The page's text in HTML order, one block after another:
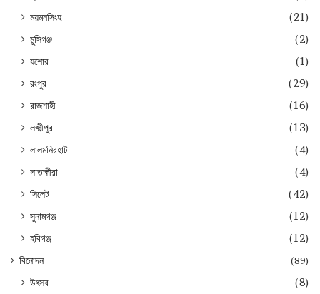
ময়মনসিংহ
(21)
মুন্সিগঞ্জ
(2)
যশোর
(1)
রংপুর
(29)
রাজশাহী
(16)
লক্ষ্মীপুর
(13)
লালমনিরহাট
(4)
সাতক্ষীরা
(4)
সিলেট
(42)
সুনামগঞ্জ
(12)
হবিগঞ্জ
(12)
বিনোদন (89)
উৎসব
(8)